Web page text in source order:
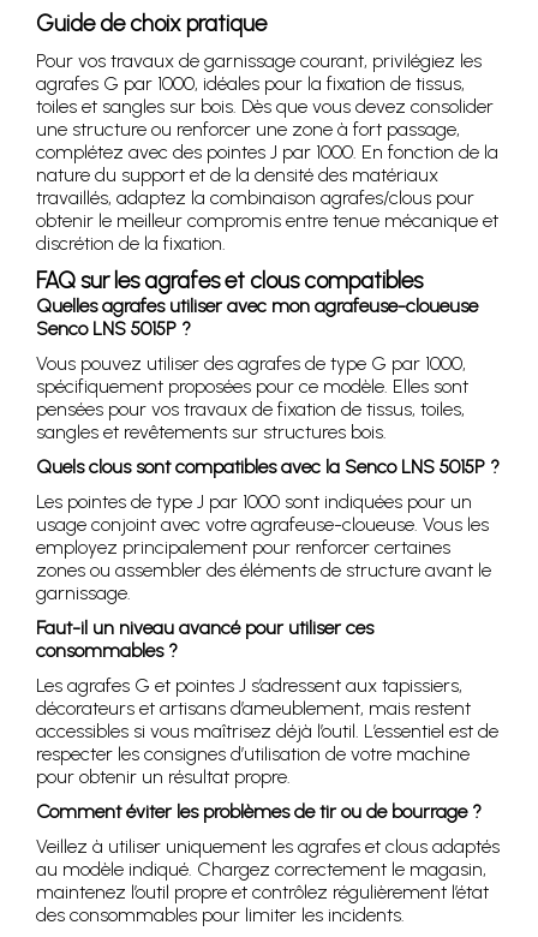
Guide de choix pratique
Pour vos travaux de garnissage courant, privilégiez les
agrafes G par 1000, idéales pour la fixation de tissus,
toiles et sangles sur bois. Dès que vous devez consolider
une structure ou renforcer une zone à fort passage,
complétez avec des pointes J par 1000. En fonction de la
nature du support et de la densité des matériaux
travaillés, adaptez la combinaison agrafes/clous pour
obtenir le meilleur compromis entre tenue mécanique et
discrétion de la fixation.
FAQ sur les agrafes et clous compatibles
Quelles agrafes utiliser avec mon agrafeuse-cloueuse
Senco LNS 5015P ?
Vous pouvez utiliser des agrafes de type G par 1000,
spécifiquement proposées pour ce modèle. Elles sont
pensées pour vos travaux de fixation de tissus, toiles,
sangles et revêtements sur structures bois.
Quels clous sont compatibles avec la Senco LNS 5015P ?
Les pointes de type J par 1000 sont indiquées pour un
usage conjoint avec votre agrafeuse-cloueuse. Vous les
employez principalement pour renforcer certaines
zones ou assembler des éléments de structure avant le
garnissage.
Faut-il un niveau avancé pour utiliser ces
consommables ?
Les agrafes G et pointes J s’adressent aux tapissiers,
décorateurs et artisans d’ameublement, mais restent
accessibles si vous maîtrisez déjà l’outil. L’essentiel est de
respecter les consignes d’utilisation de votre machine
pour obtenir un résultat propre.
Comment éviter les problèmes de tir ou de bourrage ?
Veillez à utiliser uniquement les agrafes et clous adaptés
au modèle indiqué. Chargez correctement le magasin,
maintenez l’outil propre et contrôlez régulièrement l’état
des consommables pour limiter les incidents.